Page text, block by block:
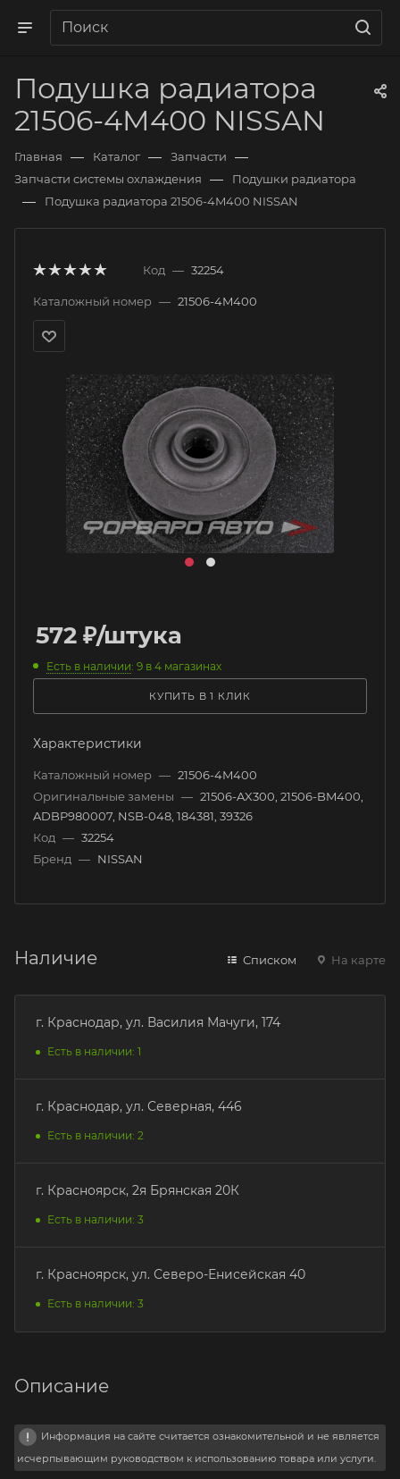
Подушка радиатора
21506-4M400 NISSAN
Главная — Каталог — Запчасти —
Запчасти системы охлаждения — Подушки радиатора
— Подушка радиатора 21506-4M400 NISSAN
Код — 32254
Каталожный номер — 21506-4M400
572 ₽/штука
Есть в наличии: 9 в 4 магазинах
КУПИТЬ В 1 КЛИК
Характеристики
Каталожный номер — 21506-4M400
Оригинальные замены — 21506-AX300, 21506-BM400,
ADBP980007, NSB-048, 184381, 39326
Код — 32254
Бренд — NISSAN
Наличие Списком На карте
г. Краснодар, ул. Василия Мачуги, 174
Есть в наличии: 1
г. Краснодар, ул. Северная, 446
Есть в наличии: 2
г. Красноярск, 2я Брянская 20К
Есть в наличии: 3
г. Красноярск, ул. Северо-Енисейская 40
Есть в наличии: 3
Описание
Информация на сайте считается ознакомительной и не является
исчерпывающим руководством к использованию товара или услуги.